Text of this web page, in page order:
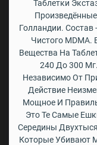
Таблетки
Голландии. Состав
Чистого MDMA.
Вещества На
240 До 300 Мг.
Независимо От
Действие
Мощное И
Это Те Самые
Середины
Которые Убивают